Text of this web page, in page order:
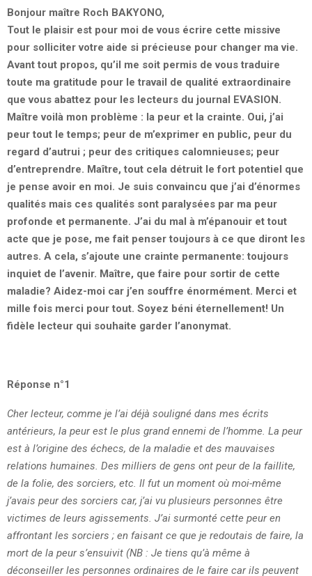
Bonjour maître Roch BAKYONO,
Tout le plaisir est pour moi de vous écrire cette missive
pour solliciter votre aide si précieuse pour changer ma vie.
Avant tout propos, qu’il me soit permis de vous traduire
toute ma gratitude pour le travail de qualité extraordinaire
que vous abattez pour les lecteurs du journal EVASION.
Maître voilà mon problème : la peur et la crainte. Oui, j’ai
peur tout le temps; peur de m’exprimer en public, peur du
regard d’autrui ; peur des critiques calomnieuses; peur
d’entreprendre. Maître, tout cela détruit le fort potentiel que
je pense avoir en moi. Je suis convaincu que j’ai d’énormes
qualités mais ces qualités sont paralysées par ma peur
profonde et permanente. J’ai du mal à m’épanouir et tout
acte que je pose, me fait penser toujours à ce que diront les
autres. A cela, s’ajoute une crainte permanente: toujours
inquiet de l’avenir. Maître, que faire pour sortir de cette
maladie? Aidez-moi car j’en souffre énormément. Merci et
mille fois merci pour tout. Soyez béni éternellement! Un
fidèle lecteur qui souhaite garder l’anonymat.
Réponse n°1
Cher lecteur, comme je l’ai déjà souligné dans mes écrits
antérieurs, la peur est le plus grand ennemi de l’homme. La peur
est à l’origine des échecs, de la maladie et des mauvaises
relations humaines. Des milliers de gens ont peur de la faillite,
de la folie, des sorciers, etc. Il fut un moment où moi-même
j’avais peur des sorciers car, j’ai vu plusieurs personnes être
victimes de leurs agissements. J’ai surmonté cette peur en
affrontant les sorciers ; en faisant ce que je redoutais de faire, la
mort de la peur s’ensuivit (NB : Je tiens qu’à même à
déconseiller les personnes ordinaires de le faire car ils peuvent